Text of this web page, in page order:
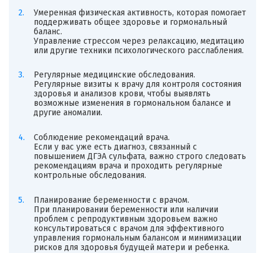
Умеренная физическая активность, которая помогает
поддерживать общее здоровье и гормональный
баланс.
Управление стрессом через релаксацию, медитацию
или другие техники психологического расслабления.
Регулярные медицинские обследования.
Регулярные визиты к врачу для контроля состояния
здоровья и анализов крови, чтобы выявлять
возможные изменения в гормональном балансе и
другие аномалии.
Соблюдение рекомендаций врача.
Если у вас уже есть диагноз, связанный с
повышением ДГЭА сульфата, важно строго следовать
рекомендациям врача и проходить регулярные
контрольные обследования.
Планирование беременности с врачом.
При планировании беременности или наличии
проблем с репродуктивным здоровьем важно
консультироваться с врачом для эффективного
управления гормональным балансом и минимизации
рисков для здоровья будущей матери и ребенка.